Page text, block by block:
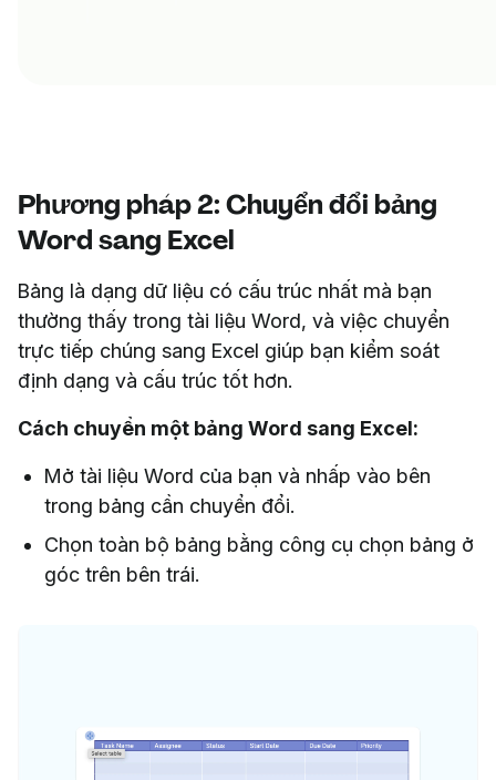
Phương pháp 2: Chuyển đổi bảng
Word sang Excel
Bảng là dạng dữ liệu có cấu trúc nhất mà bạn
thường thấy trong tài liệu Word, và việc chuyển
trực tiếp chúng sang Excel giúp bạn kiểm soát
định dạng và cấu trúc tốt hơn.
Cách chuyển một bảng Word sang Excel:
Mở tài liệu Word của bạn và nhấp vào bên
trong bảng cần chuyển đổi.
Chọn toàn bộ bảng bằng công cụ chọn bảng ở
góc trên bên trái.